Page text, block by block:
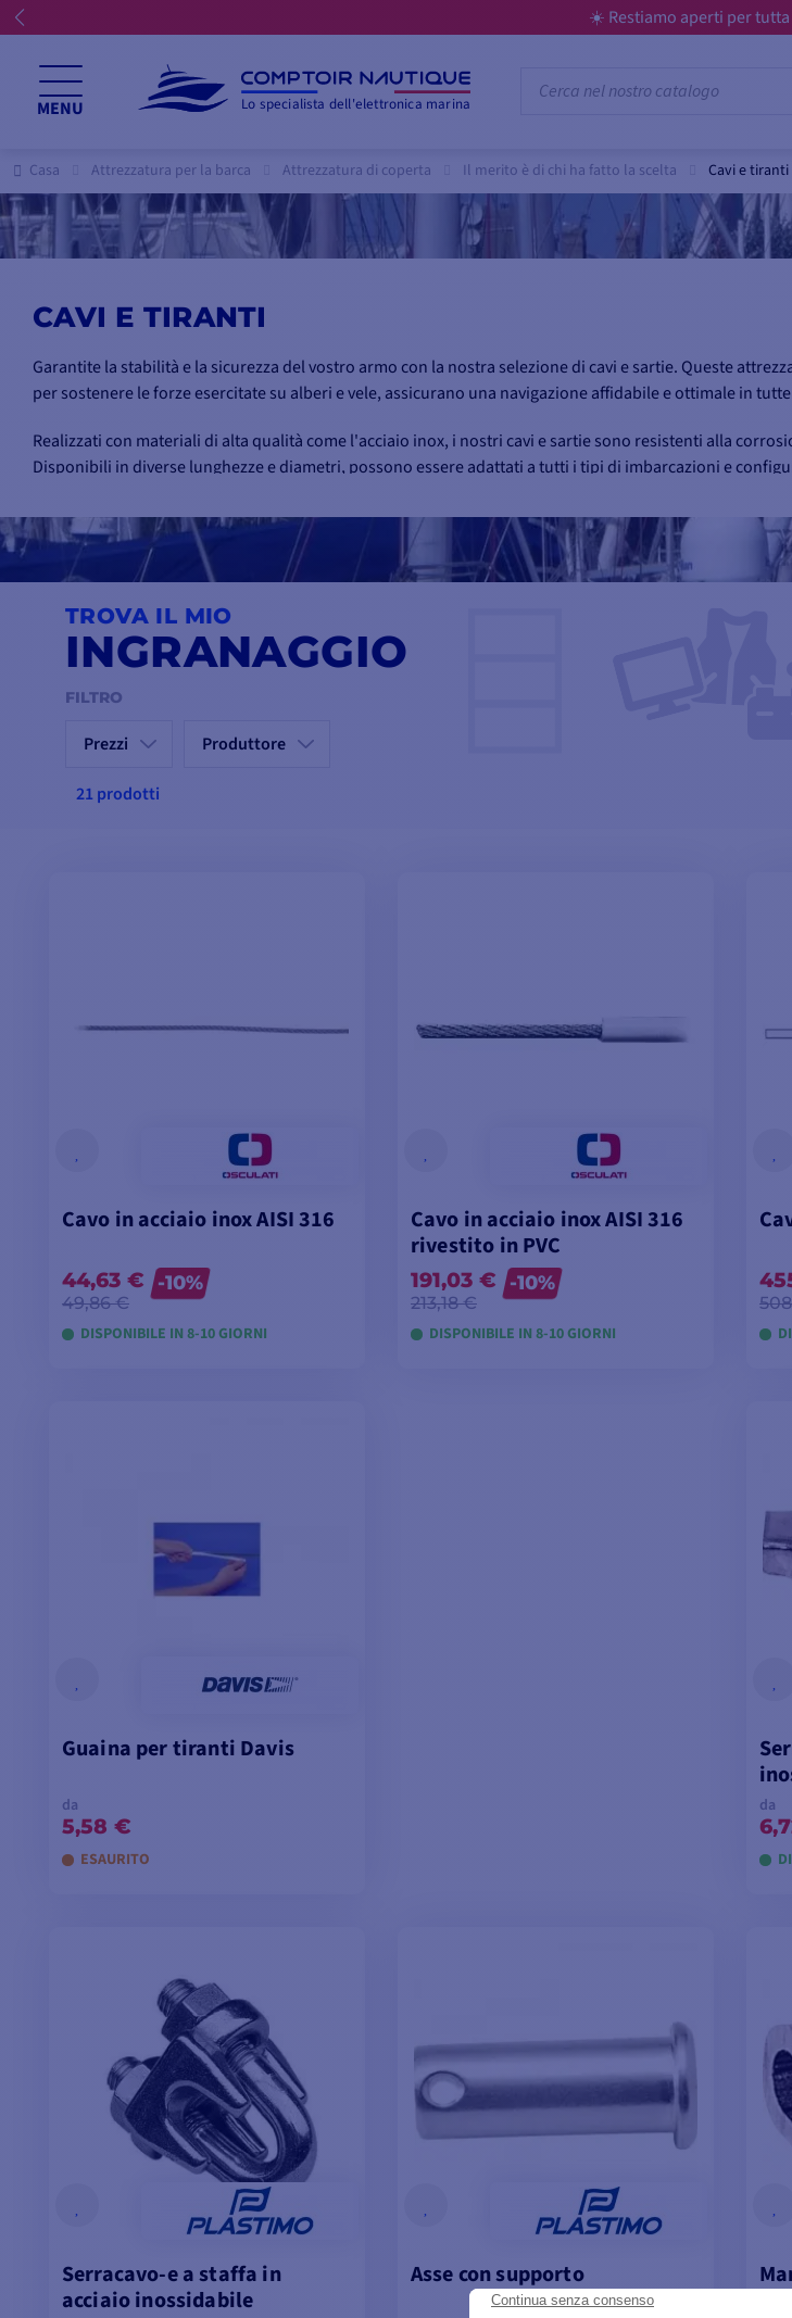
☀️ Restiamo aperti per
MENU Lo specialista dell'elettronica marina
Casa Attrezzatura per la barca Attrezzatura di coperta Il merito è di chi ha fatto la scelta Cavi e tiranti
CAVI E TIRANTI
Garantite la stabilità e la sicurezza del vostro armo con la nostra selezione di cavi e sartie. Queste
per sostenere le forze esercitate su alberi e vele, assicurano una navigazione affidabile e ottimale in
Realizzati con materiali di alta qualità come l'acciaio inox, i nostri cavi e sartie sono resistenti alla
Disponibili in diverse lunghezze e diametri, possono essere adattati a tutti i tipi di imbarcazioni e
performanti e certificate. Equipaggiate la vostra barca a vela con sartie e cavi di qualità per una
TROVA IL MIO
INGRANAGGIO
FILTRO
Prezzi Produttore
21 prodotti
Cavo in acciaio inox AISI 316
44,63 €
49,86 €
-10%
DISPONIBILE IN 8-10 GIORNI
Cavo in acciaio inox AISI 316
rivestito in PVC
191,03 €
213,18 €
-10%
DISPONIBILE IN 8-10 GIORNI
Guaina per tiranti Davis
da
5,58 €
ESAURITO
da
Serracavo-e a staffa in
acciaio inossidabile
Asse con supporto